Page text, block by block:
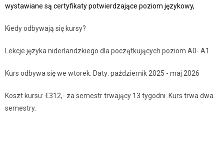
wystawiane są certyfikaty potwierdzające poziom językowy,
Kiedy odbywają się kursy?
Lekcje języka niderlandzkiego dla początkujących poziom A0- A1
Kurs odbywa się we wtorek. Daty: październik 2025 - maj 2026
Koszt kursu: €312,- za semestr trwający 13 tygodni. Kurs trwa dwa
semestry.